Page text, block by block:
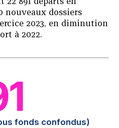
nouveaux dossiers
2023, en diminution
à 2022.
fonds confondus)